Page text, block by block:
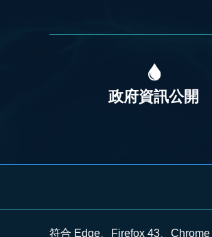
政府資訊公開
符合 Edge、Firefox 43、